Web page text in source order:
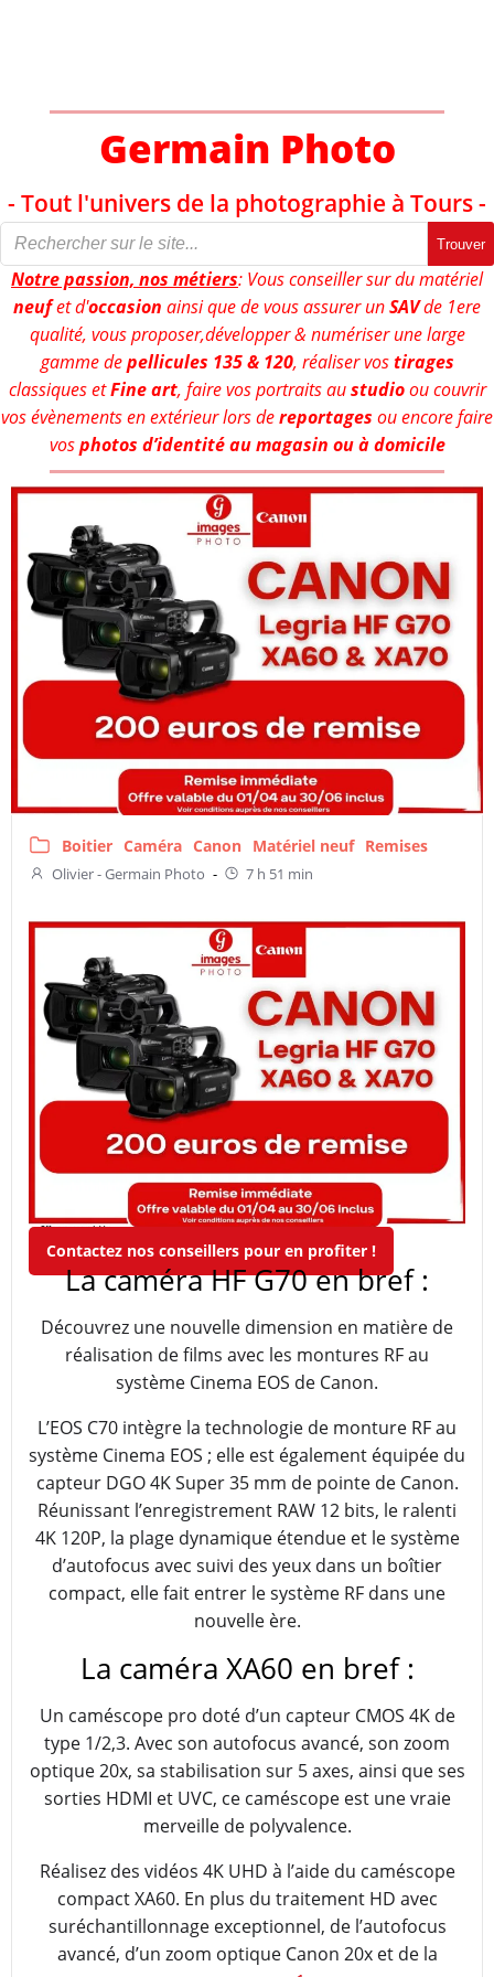
Germain Photo
- Tout l'univers de la photographie à Tours -
Trouver
Notre passion, nos métiers: Vous conseiller sur du matériel
neufet d'occasion ainsi que de vous assurer unSAVde 1ere
qualité, vous proposer,développer & numériser une large
gamme depellicules 135 & 120, réaliser vostirages
classiques etFine art, faire vos portraits austudioou couvrir
vos évènements en extérieur lors dereportages ou encore faire
vosphotos d’identité au magasin ou à domicile
Boitier Caméra Canon Matériel neuf Remises
Olivier - Germain Photo - 7 h 51 min
Contactez nos conseillers pour en profiter !
La caméra HF G70 en bref :
Découvrez une nouvelle dimension en matière de
réalisation de films avec les montures RF au
système Cinema EOS de Canon.
L’EOS C70 intègre la technologie de monture RF au
système Cinema EOS ; elle est également équipée du
capteur DGO 4K Super 35 mm de pointe de Canon.
Réunissant l’enregistrement RAW 12 bits, le ralenti
4K 120P, la plage dynamique étendue et le système
d’autofocus avec suivi des yeux dans un boîtier
compact, elle fait entrer le système RF dans une
nouvelle ère.
La caméra XA60 en bref :
Un caméscope pro doté d’un capteur CMOS 4K de
type 1/2,3. Avec son autofocus avancé, son zoom
optique 20x, sa stabilisation sur 5 axes, ainsi que ses
sorties HDMI et UVC, ce caméscope est une vraie
merveille de polyvalence.
Réalisez des vidéos 4K UHD à l’aide du caméscope
compact XA60. En plus du traitement HD avec
suréchantillonnage exceptionnel, de l’autofocus
avancé, d’un zoom optique Canon 20x et de la